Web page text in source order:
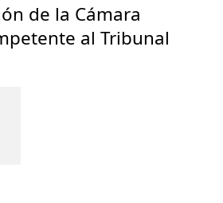
de la Cámara
al Tribunal